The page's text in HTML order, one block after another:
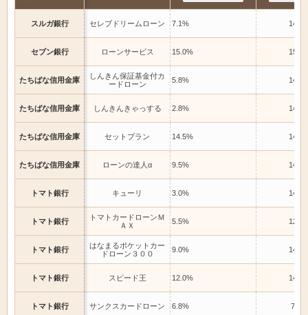
スルガ銀行
セブン銀行
たちばな信用金庫
たちばな信用金庫
たちばな信用金庫
たちばな信用金庫
トマト銀行
トマト銀行
トマト銀行
トマト銀行
トマト銀行
セレブドリームローン 7.1%
ローンサービス 15.0%
しんきん保証基金付カ
ードローン
5.8%
しんきんきゃっする 2.8%
セットプラン 14.5%
ローンの達人α 9.5%
キューリ 3.0%
トマトカードローンＭ
ＡＸ
5.5%
はなまるポケットカー
ドローン３００
9.0%
スピード王 12.0%
サンクスカードローン 6.8% 7.8%